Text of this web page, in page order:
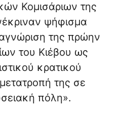
Κομισάριων της
ψήφισμα
της πρώην
του Κιέβου ως
κρατικού
της σε
πόλη».